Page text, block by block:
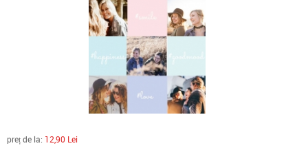
preț de la: 12,90 Lei